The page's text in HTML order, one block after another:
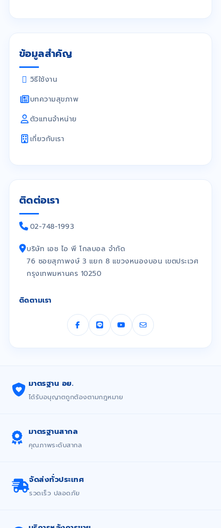
ข้อมูลสำคัญ
วิธีใช้งาน
บทความสุขภาพ
ตัวแทนจำหน่าย
เกี่ยวกับเรา
ติดต่อเรา
02-748-1993
บริษัท เอช ไอ พี โกลบอล จำกัด
76 ซอยสุภาพงษ์ 3 แยก 8 แขวงหนองบอน เขตประเวศ
กรุงเทพมหานคร 10250
ติดตามเรา
มาตรฐาน อย.
ได้รับอนุญาตถูกต้องตามกฎหมาย
มาตรฐานสากล
คุณภาพระดับสากล
จัดส่งทั่วประเทศ
รวดเร็ว ปลอดภัย